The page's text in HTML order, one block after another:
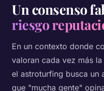
Un consenso
riesgo
En un contexto donde
valoran cada vez más
el astroturfing busca un
que "mucha gente"